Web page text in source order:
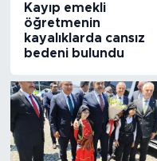
Kayıp emekli
öğretmenin
kayalıklarda cansız
bedeni bulundu